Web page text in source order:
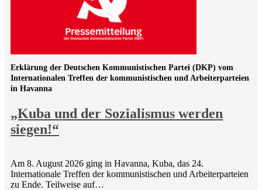
„Kuba und der Sozialismus werden
siegen!“
Erklärung der Deutschen Kommunistischen Partei (DKP) vom
Internationalen Treffen der kommunistischen und Arbeiterparteien
in Havanna
Am 8. August 2026 ging in Havanna, Kuba, das 24.
Internationale Treffen der kommunistischen und Arbeiterparteien
zu Ende. Teilweise auf…